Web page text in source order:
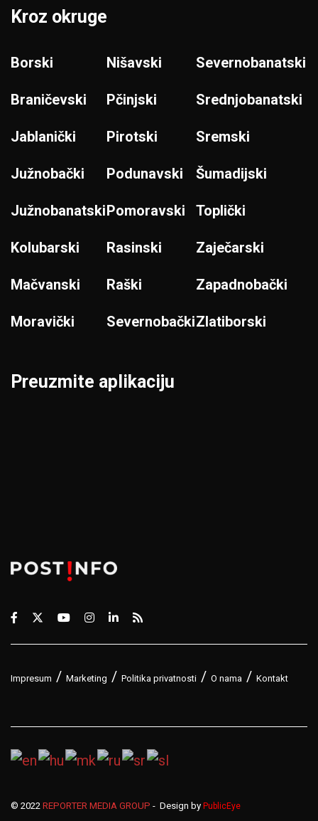
Kroz okruge
Borski
Braničevski
Jablanički
Južnobački
Južnobanatski
Kolubarski
Mačvanski
Moravički
Nišavski
Pčinjski
Pirotski
Podunavski
Pomoravski
Rasinski
Raški
Severnobački
Severnobanatski
Srednjobanatski
Sremski
Šumadijski
Toplički
Zaječarski
Zapadnobački
Zlatiborski
Preuzmite aplikaciju
Impresum Marketing Politika privatnosti O nama Kontakt
© 2022 REPORTER MEDIA GROUP - Design by PublicEye